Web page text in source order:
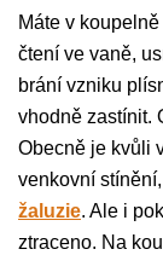
Máte v
čtení ve vaně,
brání vzniku
vhodně zastínit.
Obecně je kvůli
venkovní
žaluzie. Ale i
ztraceno. Na